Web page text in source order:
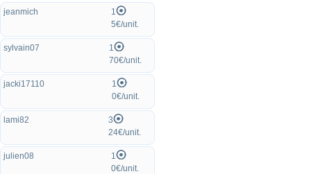
jeanmich
1
5€/unit.
sylvain07
1
70€/unit.
jacki17110
1
0€/unit.
lami82
3
24€/unit.
julien08
1
0€/unit.